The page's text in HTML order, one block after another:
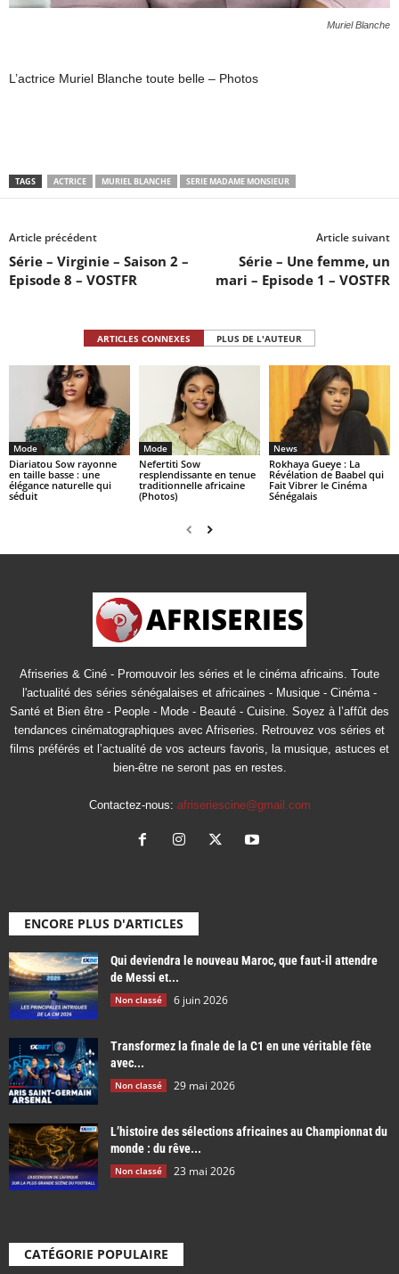
Muriel Blanche
L’actrice Muriel Blanche toute belle – Photos
TAGS ACTRICE MURIEL BLANCHE SERIE MADAME MONSIEUR
Article précédent
Série – Virginie – Saison 2 –
Episode 8 – VOSTFR
Article suivant
Série – Une femme, un
mari – Episode 1 – VOSTFR
ARTICLES CONNEXES PLUS DE L'AUTEUR
Mode
Diariatou Sow rayonne
en taille basse : une
élégance naturelle qui
séduit
Mode
Nefertiti Sow
resplendissante en tenue
traditionnelle africaine
(Photos)
News
Rokhaya Gueye : La
Révélation de Baabel qui
Fait Vibrer le Cinéma
Sénégalais
Afriseries & Ciné - Promouvoir les séries et le cinéma africains. Toute
l'actualité des séries sénégalaises et africaines - Musique - Cinéma -
Santé et Bien être - People - Mode - Beauté - Cuisine. Soyez à l’affût des
tendances cinématographiques avec Afriseries. Retrouvez vos séries et
films préférés et l’actualité de vos acteurs favoris, la musique, astuces et
bien-être ne seront pas en restes.
Contactez-nous: afriseriescine@gmail.com
ENCORE PLUS D'ARTICLES
Qui deviendra le nouveau Maroc, que faut-il attendre
de Messi et...
Non classé 6 juin 2026
Transformez la finale de la C1 en une véritable fête
avec...
Non classé 29 mai 2026
L’histoire des sélections africaines au Championnat du
monde : du rêve...
Non classé 23 mai 2026
CATÉGORIE POPULAIRE